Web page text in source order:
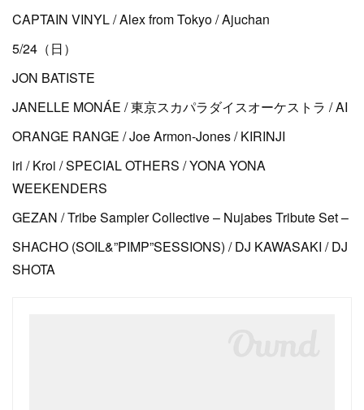
CAPTAIN VINYL / Alex from Tokyo / Ajuchan
5/24（日）
JON BATISTE
JANELLE MONÁE / 東京スカパラダイスオーケストラ / AI
ORANGE RANGE / Joe Armon-Jones / KIRINJI
iri / Kroi / SPECIAL OTHERS / YONA YONA
WEEKENDERS
GEZAN / Tribe Sampler Collective – Nujabes Tribute Set –
SHACHO (SOIL&”PIMP”SESSIONS) / DJ KAWASAKI / DJ
SHOTA